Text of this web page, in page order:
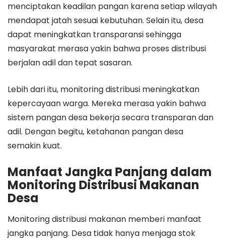
menciptakan keadilan pangan karena setiap wilayah
mendapat jatah sesuai kebutuhan. Selain itu, desa
dapat meningkatkan transparansi sehingga
masyarakat merasa yakin bahwa proses distribusi
berjalan adil dan tepat sasaran.
Lebih dari itu, monitoring distribusi meningkatkan
kepercayaan warga. Mereka merasa yakin bahwa
sistem pangan desa bekerja secara transparan dan
adil. Dengan begitu, ketahanan pangan desa
semakin kuat.
Manfaat Jangka Panjang dalam
Monitoring Distribusi Makanan
Desa
Monitoring distribusi makanan memberi manfaat
jangka panjang. Desa tidak hanya menjaga stok